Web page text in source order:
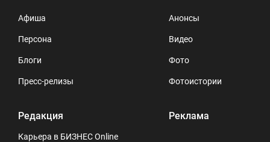
Афиша
Персона
Блоги
Пресс-релизы
Редакция
Карьера в БИЗНЕС Online
Анонсы
Видео
Фото
Фотоистории
Реклама